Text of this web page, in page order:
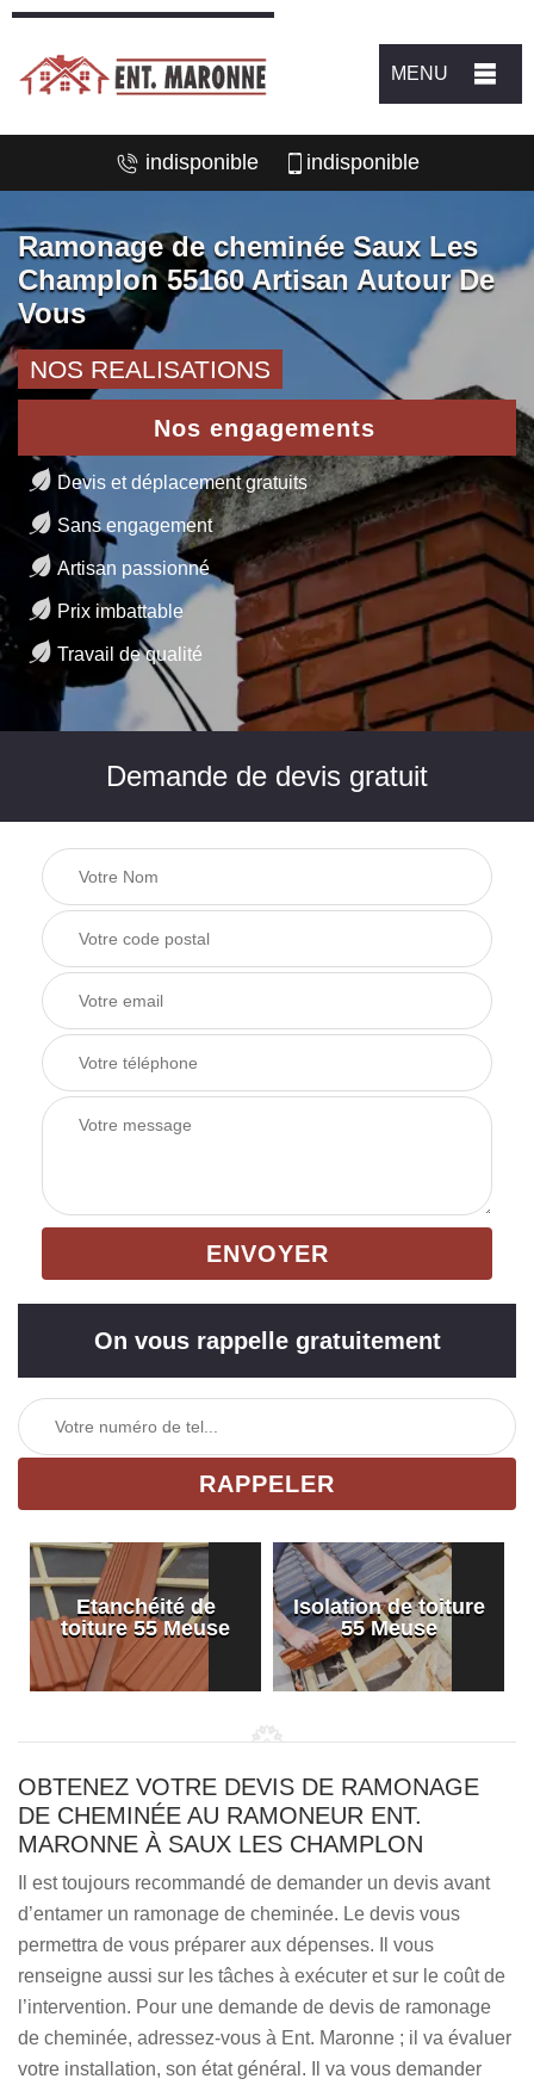
MENU
indisponible indisponible
Ramonage de cheminée Saux Les
Champlon 55160 Artisan Autour De
Vous
NOS REALISATIONS
Nos engagements
Devis et déplacement gratuits
Sans engagement
Artisan passionné
Prix imbattable
Travail de qualité
Demande de devis gratuit
On vous rappelle gratuitement
Etanchéité de
toiture 55 Meuse
Isolation de toiture
55 Meuse
OBTENEZ VOTRE DEVIS DE RAMONAGE
DE CHEMINÉE AU RAMONEUR ENT.
MARONNE À SAUX LES CHAMPLON
Il est toujours recommandé de demander un devis avant
d’entamer un ramonage de cheminée. Le devis vous
permettra de vous préparer aux dépenses. Il vous
renseigne aussi sur les tâches à exécuter et sur le coût de
l’intervention. Pour une demande de devis de ramonage
de cheminée, adressez-vous à Ent. Maronne ; il va évaluer
votre installation, son état général. Il va vous demander